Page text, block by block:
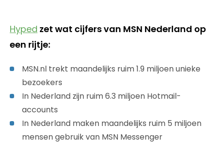
Hyped zet wat cijfers van MSN Nederland op
een rijtje:
MSN.nl trekt maandelijks ruim 1.9 miljoen unieke
bezoekers
In Nederland zijn ruim 6.3 miljoen Hotmail-
accounts
In Nederland maken maandelijks ruim 5 miljoen
mensen gebruik van MSN Messenger